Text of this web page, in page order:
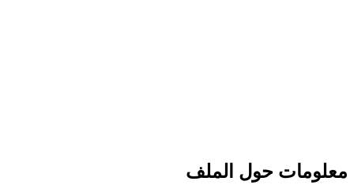
معلومات حول الملف